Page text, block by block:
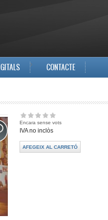
CONTACTE
Encara sense vots
IVA no inclòs